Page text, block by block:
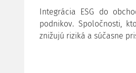
Integrácia ESG do
podnikov. Spoločnosti,
znižujú riziká a súčasne